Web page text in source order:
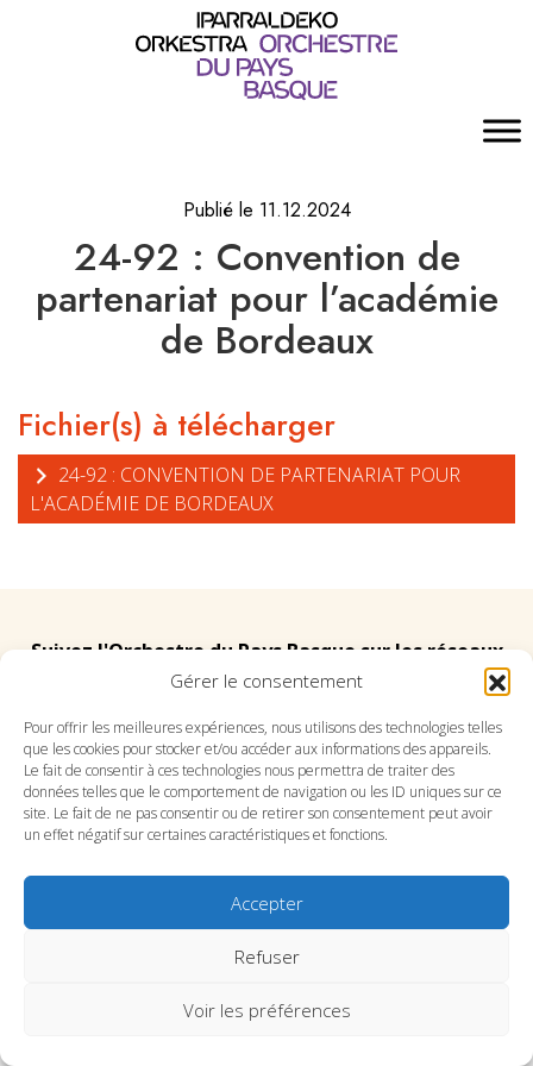
Gérer le consentement
Pour offrir les meilleures expériences, nous utilisons des technologies telles
que les cookies pour stocker et/ou accéder aux informations des appareils.
Le fait de consentir à ces technologies nous permettra de traiter des
données telles que le comportement de navigation ou les ID uniques sur ce
site. Le fait de ne pas consentir ou de retirer son consentement peut avoir
un effet négatif sur certaines caractéristiques et fonctions.
Accepter
Refuser
Voir les préférences
Publié le 11.12.2024
24-92 : Convention de
partenariat pour l’académie
de Bordeaux
Fichier(s) à télécharger
24-92 : CONVENTION DE PARTENARIAT POUR
L'ACADÉMIE DE BORDEAUX
Suivez l'Orchestre du Pays Basque sur les réseaux
Suivez le conservatoire du Pays Basque sur les
réseaux
SITE DU CONSERVATOIRE